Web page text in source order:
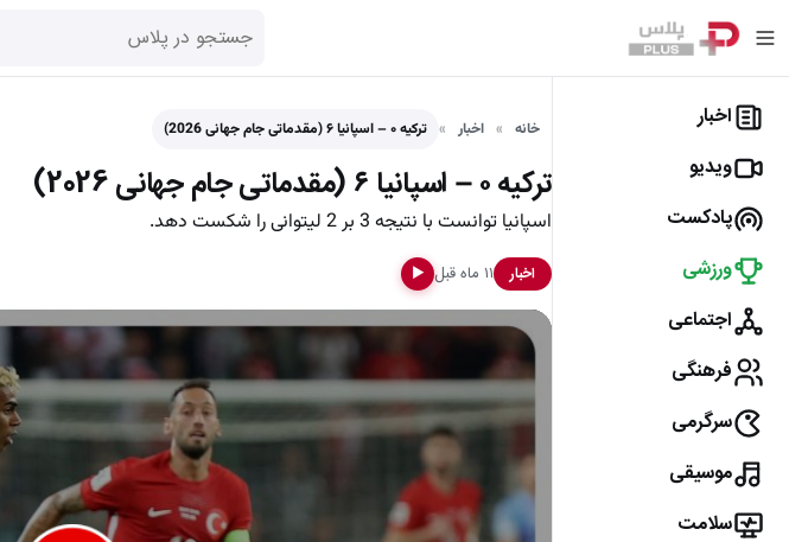
اخبار
ویدیو
پادکست
ورزشی
اجتماعی
فرهنگی
سرگرمی
موسیقی
سلامت
خانه اخبار ترکیه ۰ – اسپانیا ۶ (مقدماتی جام جهانی 2026)
ترکیه ۰ – اسپانیا ۶ (مقدماتی جام جهانی 2026)
اسپانیا توانست با نتیجه 3 بر 2 لیتوانی را شکست دهد.
اخبار ۱۱ ماه قبل ▶